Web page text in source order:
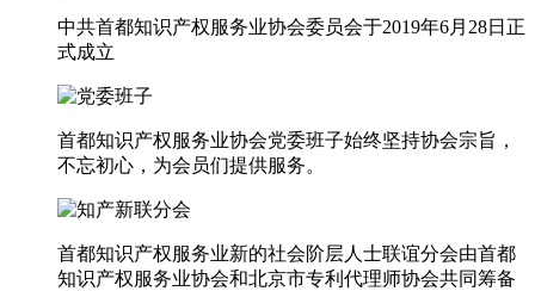
中共首都知识产权服务业协会委员会于2019年6月28日正
式成立
首都知识产权服务业协会党委班子始终坚持协会宗旨，
不忘初心，为会员们提供服务。
首都知识产权服务业新的社会阶层人士联谊分会由首都
知识产权服务业协会和北京市专利代理师协会共同筹备